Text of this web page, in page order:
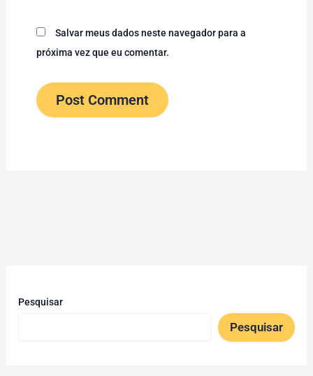
Salvar meus dados neste navegador para a
próxima vez que eu comentar.
Pesquisar
Pesquisar